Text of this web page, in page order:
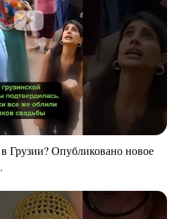
Грузии? Опубликовано новое